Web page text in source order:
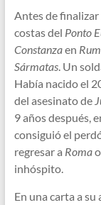
Antes de
costas del Ponto
Constanzaen
Sármatas. Un
Había nacido el
del asesinato de
9 años después,
consiguió el
regresar a Roma
inhóspito.
En una carta a su